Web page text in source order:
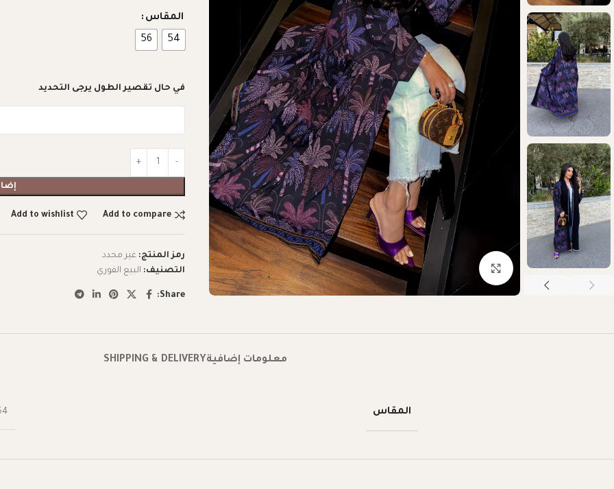
Click to enlarge
المقاس
54
56
في حال تقصير الطول يرجى التحديد
Add to compare
Add to wishlist
رمز المنتج: غير محدد
التصنيف: البيع الفوري
Share:
معلومات إضافيةSHIPPING & DELIVERY
المقاس